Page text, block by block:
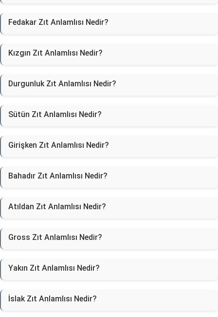
Fedakar Zıt Anlamlısı Nedir?
Kızgın Zıt Anlamlısı Nedir?
Durgunluk Zıt Anlamlısı Nedir?
Sütün Zıt Anlamlısı Nedir?
Girişken Zıt Anlamlısı Nedir?
Bahadır Zıt Anlamlısı Nedir?
Atıldan Zıt Anlamlısı Nedir?
Gross Zıt Anlamlısı Nedir?
Yakın Zıt Anlamlısı Nedir?
İslak Zıt Anlamlısı Nedir?